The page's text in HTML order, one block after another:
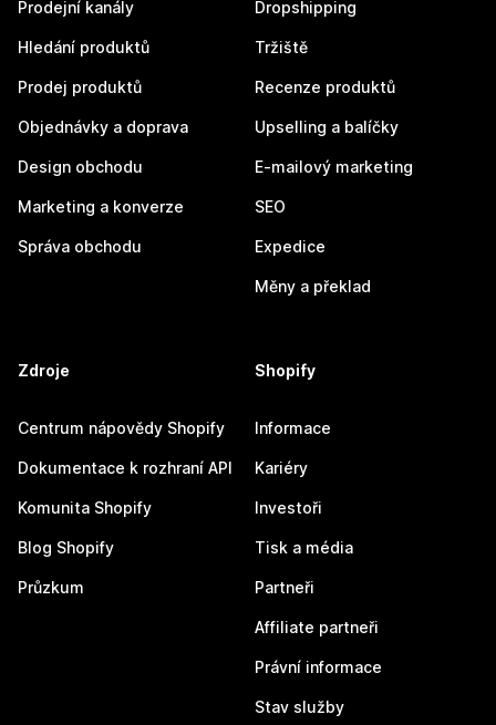
Prodejní kanály
Hledání produktů
Prodej produktů
Objednávky a doprava
Design obchodu
Marketing a konverze
Správa obchodu
Dropshipping
Tržiště
Recenze produktů
Upselling a balíčky
E-mailový marketing
SEO
Expedice
Měny a překlad
Zdroje
Centrum nápovědy Shopify
Dokumentace k rozhraní API
Komunita Shopify
Blog Shopify
Průzkum
Shopify
Informace
Kariéry
Investoři
Tisk a média
Partneři
Affiliate partneři
Právní informace
Stav služby